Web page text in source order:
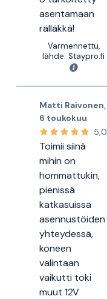
asentamaan
rälläkkä!
Varmennettu,
lähde: Staypro.fi
Matti Raivonen,
6 toukokuu
5,0
Toimii siinä
mihin on
hommattukin,
pienissä
katkasuissa
asennustöiden
yhteydessä,
koneen
valintaan
vaikutti toki
muut 12V